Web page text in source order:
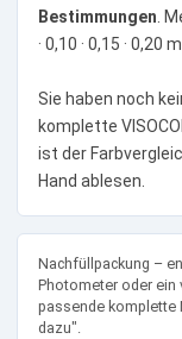
Bestimmungen .
· 0,10 · 0,15 · 0,20
Sie haben noch
komplette
ist der
Hand ablesen.
Nachfüllpackung –
Photometer oder ein
passende komplette
dazu".